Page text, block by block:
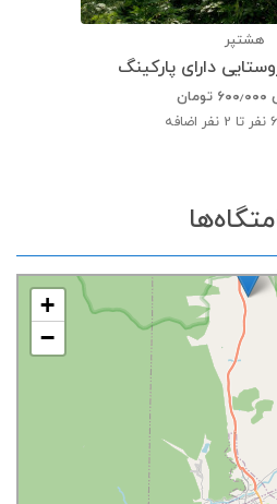
هشتپر
۶۰۰٫۰۰۰ تومان
6 نفر تا 2 نفر اضافه
+
−